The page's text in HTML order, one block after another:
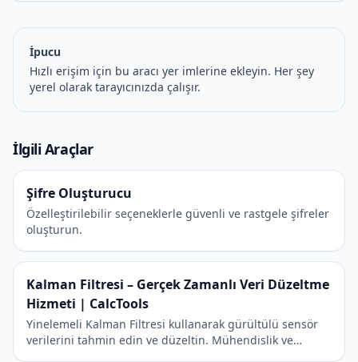
İpucu
Hızlı erişim için bu aracı yer imlerine ekleyin. Her şey
yerel olarak tarayıcınızda çalışır.
İlgili Araçlar
Şifre Oluşturucu
Özelleştirilebilir seçeneklerle güvenli ve rastgele şifreler
oluşturun.
Kalman Filtresi – Gerçek Zamanlı Veri Düzeltme
Hizmeti | CalcTools
Yinelemeli Kalman Filtresi kullanarak gürültülü sensör
verilerini tahmin edin ve düzeltin. Mühendislik ve